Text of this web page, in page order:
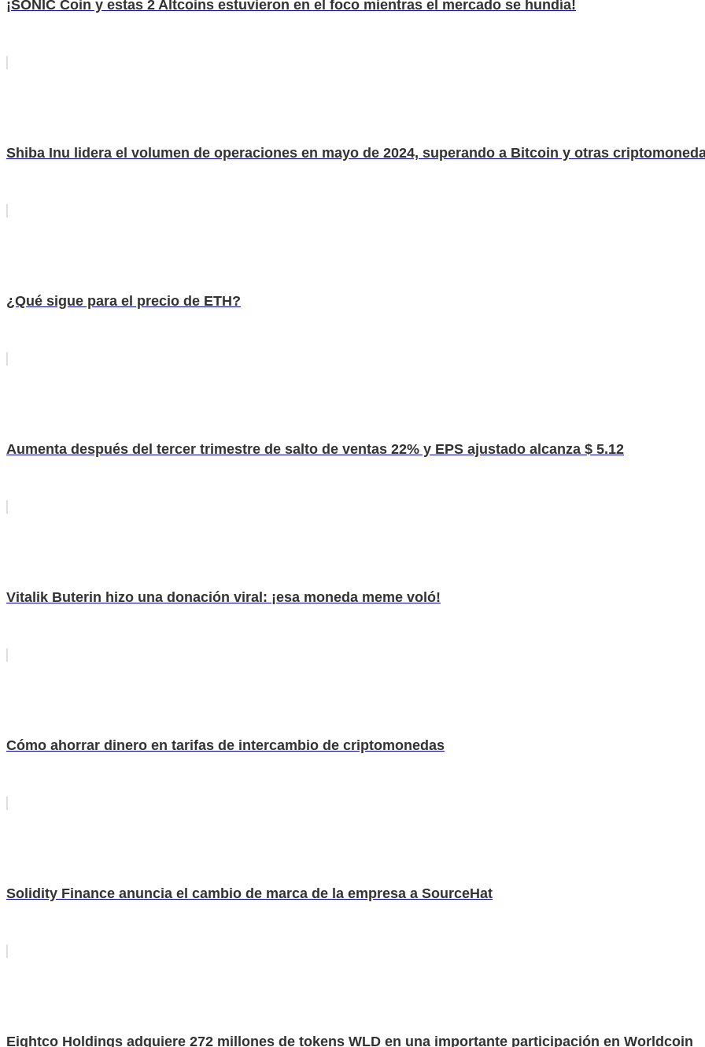
¡SONIC Coin y estas 2 Altcoins estuvieron en el foco mientras el mercado se hundía!
Shiba Inu lidera el volumen de operaciones en mayo de 2024, superando a Bitcoin y otras
¿Qué sigue para el precio de ETH?
Aumenta después del tercer trimestre de salto de ventas 22% y EPS ajustado alcanza $ 5.12
Vitalik Buterin hizo una donación viral: ¡esa moneda meme voló!
Cómo ahorrar dinero en tarifas de intercambio de criptomonedas
Solidity Finance anuncia el cambio de marca de la empresa a SourceHat
Eightco Holdings adquiere 272 millones de tokens WLD en una importante participación en Worldcoin